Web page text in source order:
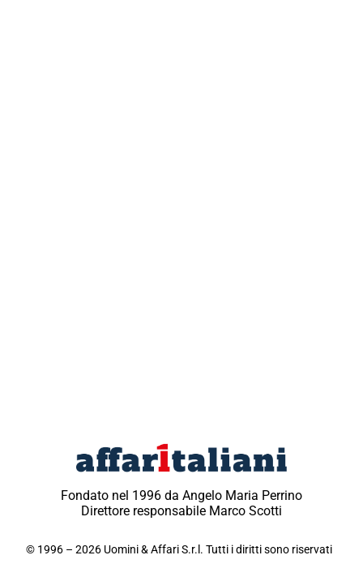
Fondato nel 1996 da Angelo Maria Perrino
Direttore responsabile Marco Scotti
© 1996 – 2026 Uomini & Affari S.r.l. Tutti i diritti sono riservati